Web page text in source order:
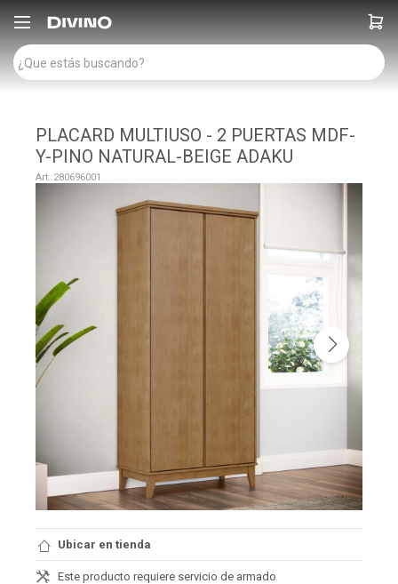

PLACARD MULTIUSO - 2 PUERTAS MDF-
Y-PINO NATURAL-BEIGE ADAKU
280696001
Ubicar en tienda
Este producto requiere servicio de armado